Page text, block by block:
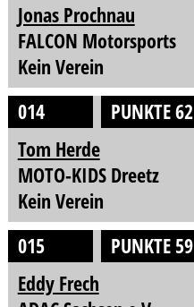
Jonas Prochnau
FALCON Motorsports
Kein Verein
014
PUNKTE 62
Tom Herde
MOTO-KIDS Dreetz
Kein Verein
015
PUNKTE 59
Eddy Frech